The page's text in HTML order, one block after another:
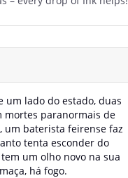
um lado do estado, duas
mortes paranormais de
um baterista feirense faz
tenta esconder do
um olho novo na sua
há fogo.